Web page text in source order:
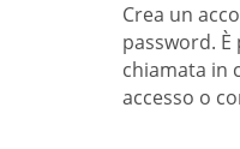
Crea un
password.
chiamata in
accesso o